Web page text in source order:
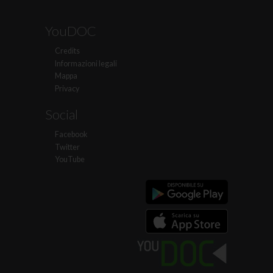
YouDOC
Credits
Informazioni legali
Mappa
Privacy
Social
Facebook
Twitter
YouTube